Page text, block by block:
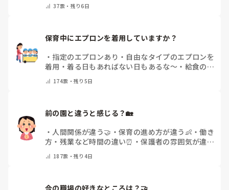
参考になれば。。
37票・ 残り6日
保育中にエプロンを着用していますか？
・ 指定のエプロンあり ・ 自由なタイプのエプロンを
着用 ・着る日もあればない日もあるな～ ・ 給食のと
で教えてください)
174票・残り5日
前の園と違うと感じる？🏡
・ 人間関係が違う🤝 ・ 保育の進め方が違う👶 ・働き
方・残業など時間の違い⏰ ・保護者の雰囲気が違う
で教えてください)
187票・残り4日